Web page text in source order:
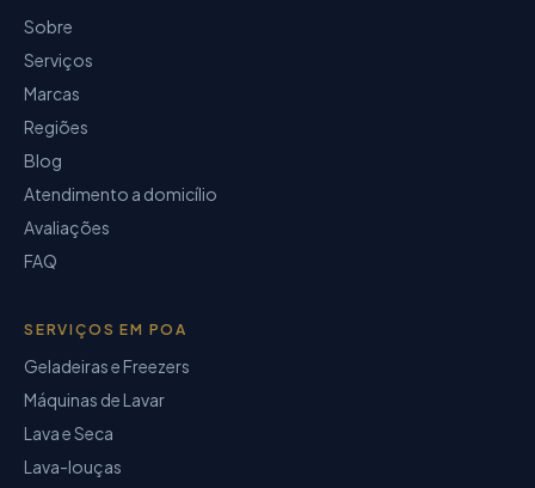
Sobre
Serviços
Marcas
Regiões
Blog
Atendimento a domicílio
Avaliações
FAQ
SERVIÇOS EM POA
Geladeiras e Freezers
Máquinas de Lavar
Lava e Seca
Lava-louças